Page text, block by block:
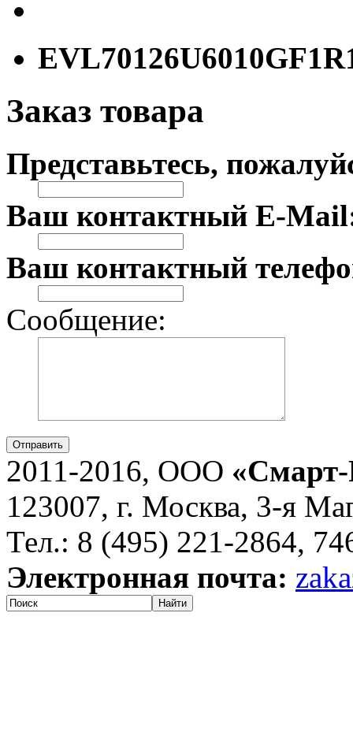
Заказ товара
Представьтесь,
Ваш контактный E-
Ваш контактный
Сообщение:
Отправить
2011-2016, ООО
123007, г. Москва, 3-я
Тел.: 8 (495) 221-2864,
Электронная почта:
Найти